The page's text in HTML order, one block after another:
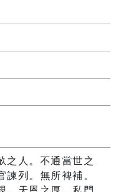
之人。不通當世之
諫列。無所裨補。